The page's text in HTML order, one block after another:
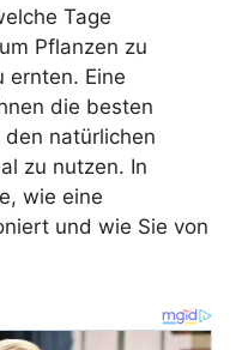
Tage
Pflanzen zu
ernten. Eine
die besten
natürlichen
zu nutzen. In
wie eine
und wie Sie von